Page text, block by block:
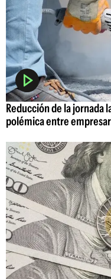
Reducción de la jornada
polémica entre